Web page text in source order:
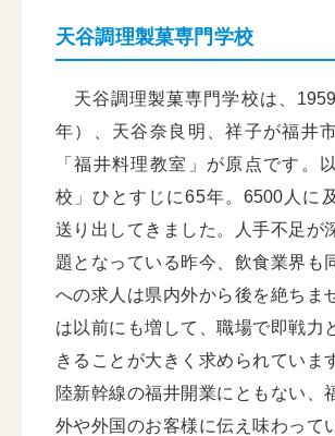
天谷調理製菓専門学校
天谷調理製菓専門学校は、
年）、天谷奈良明、祥子が福井
「福井料理教室」が原点です。
校」ひとすじに65年。6500人に
送り出してきました。人手不足が
題となっている昨今、飲食業界も
への求人は県内外から後を絶ちま
は以前にも増して、職場で即戦力
きることが大きく求められていま
陸新幹線の福井開業にともない、
外や外国のお客様に伝え味わって